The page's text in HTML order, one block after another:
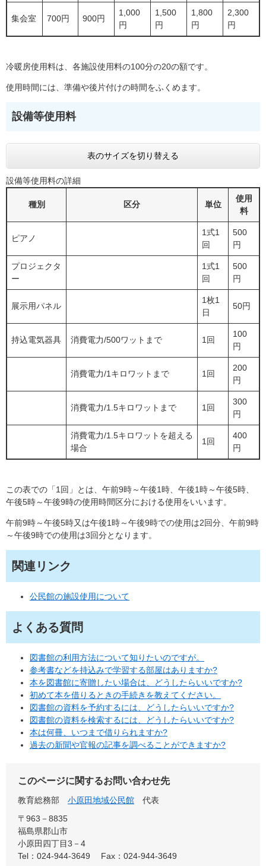
集会室 700円 900円
1,000
円
1,500
円
1,800
円
2,300
円
冷暖房使用料は、各施設使用料の100分の20の額です。
使用時間には、準備や後片付けの時間をふくめます。
設備等使用料
表のサイズを切り替える
設備等使用料の詳細
種別 区分 単位
使用
料
ピアノ
1式1
回
500
円
プロジェクタ
ー
1式1
回
500
円
展示用パネル
1枚1
日
50円
持込電気器具 消費電力/500ワットまで 1回
100
円
消費電力/1キロワットまで 1回
200
円
消費電力/1.5キロワットまで 1回
300
円
消費電力/1.5キロワットを超える
場合
1回
400
円
この表での「1回」とは、午前9時～午後1時、午後1時～午後5時、
午後5時～午後9時の使用時間区分における使用をいいます。
午前9時～午後5時又は午後1時～午後9時での使用は2回分、午前9時
～午後9時での使用は3回分となります。
関連リンク
公民館の施設使用について
よくある質問
図書館の利用方法について知りたいのですが。
参考書などを持込みで学習する部屋はありますか?
本を図書館に寄贈したい場合は、どうしたらいいですか?
初めて本を借りるときの手続きを教えてください。
図書館の資料を予約するには、どうしたらいいですか?
図書館の資料を検索するには、どうしたらいいですか?
本は何冊、いつまで借りられますか?
過去の新聞や官報の記事を調べることができますか?
このページに関するお問い合わせ先
教育総務部 小原田地域公民館
代表
〒963－8835
福島県郡山市
小原田四丁目3－4
Tel：024-944-3649
Fax：024-944-3649